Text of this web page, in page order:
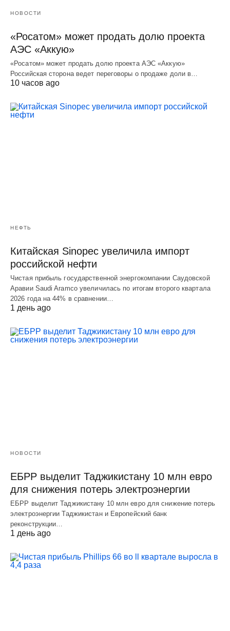
НОВОСТИ
«Росатом» может продать долю проекта
АЭС «Аккую»
«Росатом» может продать долю проекта АЭС «Аккую»
Российская сторона ведет переговоры о продаже доли в…
10 часов ago
НЕФТЬ
Китайская Sinopec увеличила импорт
российской нефти
Чистая прибыль государственной энергокомпании Саудовской
Аравии Saudi Aramco увеличилась по итогам второго квартала
2026 года на 44% в сравнении…
1 день ago
НОВОСТИ
ЕБРР выделит Таджикистану 10 млн евро
для снижения потерь электроэнергии
ЕБРР выделит Таджикистану 10 млн евро для снижение потерь
электроэнергии Таджикистан и Европейский банк
реконструкции…
1 день ago